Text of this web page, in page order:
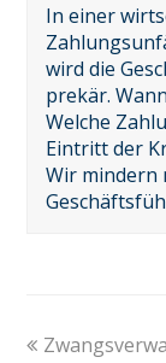
In einer
wird die
prekär.
Welche
Eintritt der
Wir mindern
previous